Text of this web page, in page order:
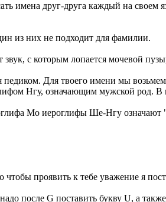
имена друг-друга каждый на своем
из них не подходит для фамилии.
с которым лопается мочевой
педиком. Для твоего имени мы
Нгу, означающим мужской род.
Мо иероглифы Ше-Нгу
проявить к тебе уважение я
после G поставить букву U, а